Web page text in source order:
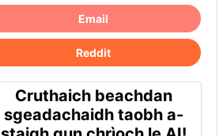
Email
Reddit
Cruthaich beachdan
sgeadachaidh taobh a-